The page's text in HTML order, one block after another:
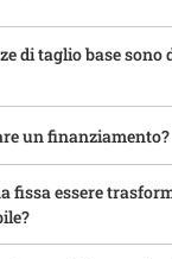
di taglio base sono
un finanziamento?
fissa essere